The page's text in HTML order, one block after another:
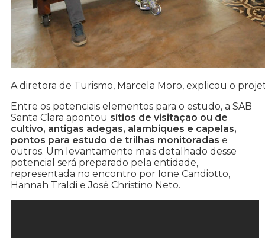
A diretora de Turismo, Marcela Moro, explicou o
Entre os potenciais elementos para o estudo, a SAB
Santa Clara apontou sítios de visitação ou de
cultivo, antigas adegas, alambiques e capelas,
pontos para estudo de trilhas monitoradas e
outros. Um levantamento mais detalhado desse
potencial será preparado pela entidade,
representada no encontro por Ione Candiotto,
Hannah Traldi e José Christino Neto.